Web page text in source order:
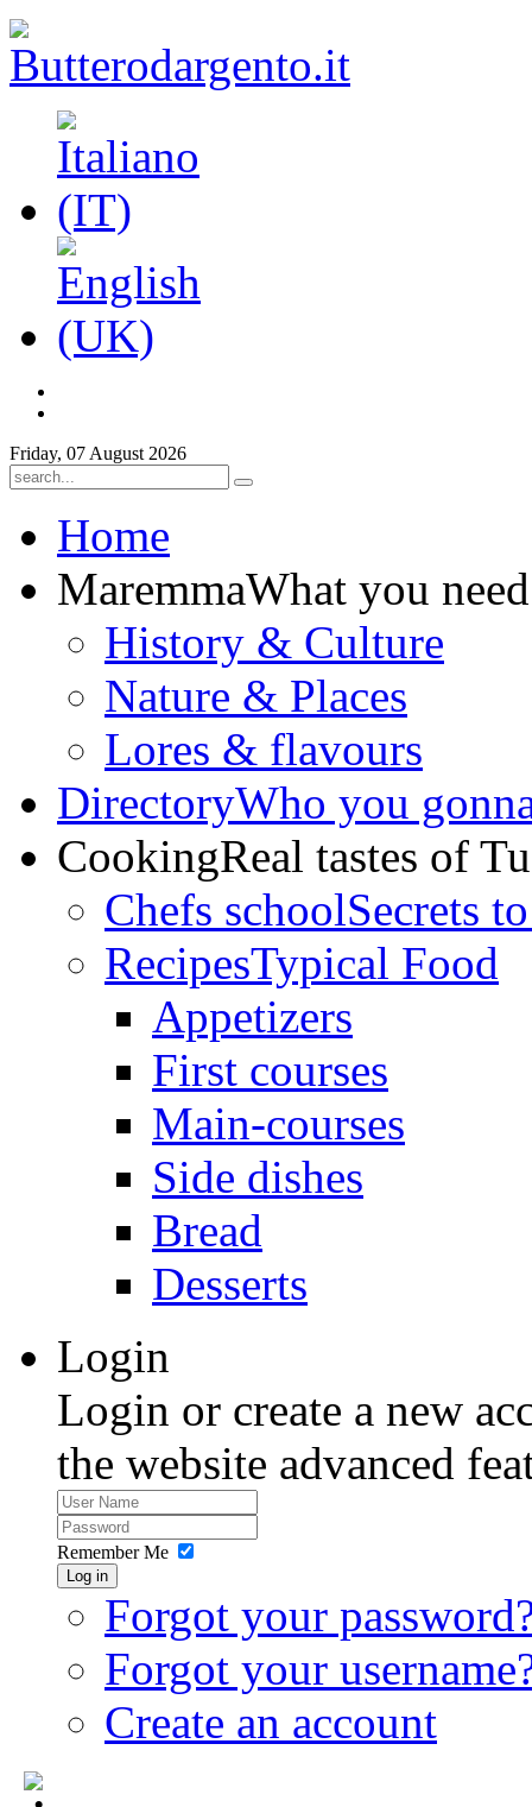
Friday, 07 August 2026
Home
MaremmaWhat you
History & Culture
Nature & Places
Lores & flavours
DirectoryWho you
CookingReal tastes of
Chefs schoolSecrets
RecipesTypical Food
Appetizers
First courses
Main-courses
Side dishes
Bread
Desserts
Login
Login or create a new
the website advanced
Remember Me
Log in
Forgot your
Forgot your
Create an account